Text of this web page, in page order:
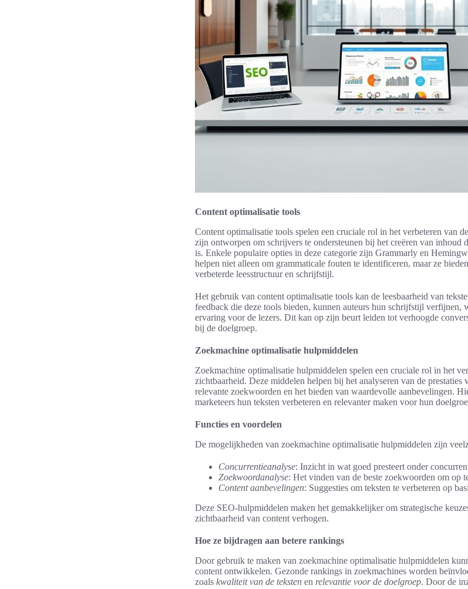
Content optimalisatie tools
Content optimalisatie tools spelen een cruciale rol in het verbeteren van
zijn ontworpen om schrijvers te ondersteunen bij het creëren van inhoud
is. Enkele populaire opties in deze categorie zijn Grammarly en
helpen niet alleen om grammaticale fouten te identificeren, maar ze
verbeterde leesstructuur en schrijfstijl.
Het gebruik van content optimalisatie tools kan de leesbaarheid van
feedback die deze tools bieden, kunnen auteurs hun schrijfstijl verfijnen,
ervaring voor de lezers. Dit kan op zijn beurt leiden tot verhoogde
bij de doelgroep.
Zoekmachine optimalisatie hulpmiddelen
Zoekmachine optimalisatie hulpmiddelen spelen een cruciale rol in het
zichtbaarheid. Deze middelen helpen bij het analyseren van de prestaties
relevante zoekwoorden en het bieden van waardevolle aanbevelingen.
marketeers hun teksten verbeteren en relevanter maken voor hun
Functies en voordelen
De mogelijkheden van zoekmachine optimalisatie hulpmiddelen zijn
Concurrentieanalyse: Inzicht in wat goed presteert onder
Zoekwoordanalyse: Het vinden van de beste zoekwoorden om op
Content aanbevelingen: Suggesties om teksten te verbeteren op
Deze SEO-hulpmiddelen maken het gemakkelijker om strategische
zichtbaarheid van content verhogen.
Hoe ze bijdragen aan betere rankings
Door gebruik te maken van zoekmachine optimalisatie hulpmiddelen
content ontwikkelen. Gezonde rankings in zoekmachines worden
zoals kwaliteit van de teksten en relevantie voor de doelgroep. Door de